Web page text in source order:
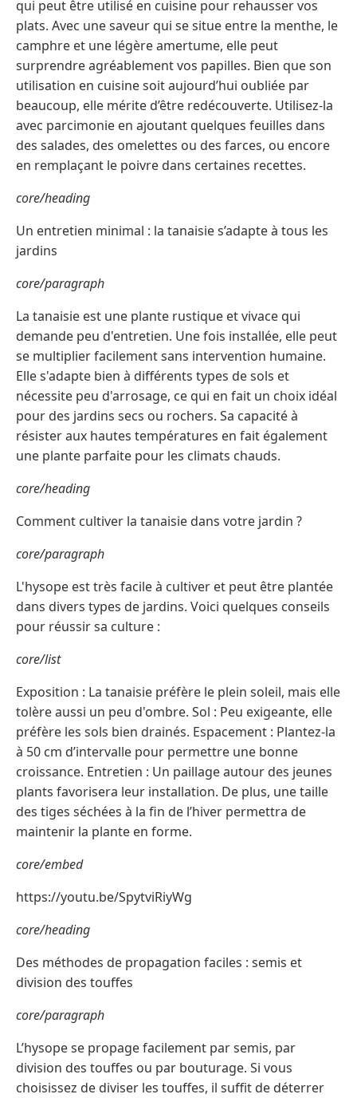
qui peut être utilisé en cuisine pour rehausser vos
plats. Avec une saveur qui se situe entre la menthe, le
camphre et une légère amertume, elle peut
surprendre agréablement vos papilles. Bien que son
utilisation en cuisine soit aujourd’hui oubliée par
beaucoup, elle mérite d’être redécouverte. Utilisez-la
avec parcimonie en ajoutant quelques feuilles dans
des salades, des omelettes ou des farces, ou encore
en remplaçant le poivre dans certaines recettes.
core/heading
Un entretien minimal : la tanaisie s’adapte à tous les
jardins
core/paragraph
La tanaisie est une plante rustique et vivace qui
demande peu d'entretien. Une fois installée, elle peut
se multiplier facilement sans intervention humaine.
Elle s'adapte bien à différents types de sols et
nécessite peu d'arrosage, ce qui en fait un choix idéal
pour des jardins secs ou rochers. Sa capacité à
résister aux hautes températures en fait également
une plante parfaite pour les climats chauds.
core/heading
Comment cultiver la tanaisie dans votre jardin ?
core/paragraph
L'hysope est très facile à cultiver et peut être plantée
dans divers types de jardins. Voici quelques conseils
pour réussir sa culture :
core/list
Exposition : La tanaisie préfère le plein soleil, mais elle
tolère aussi un peu d'ombre. Sol : Peu exigeante, elle
préfère les sols bien drainés. Espacement : Plantez-la
à 50 cm d’intervalle pour permettre une bonne
croissance. Entretien : Un paillage autour des jeunes
plants favorisera leur installation. De plus, une taille
des tiges séchées à la fin de l’hiver permettra de
maintenir la plante en forme.
core/embed
https://youtu.be/SpytviRiyWg
core/heading
Des méthodes de propagation faciles : semis et
division des touffes
core/paragraph
L’hysope se propage facilement par semis, par
division des touffes ou par bouturage. Si vous
choisissez de diviser les touffes, il suffit de déterrer